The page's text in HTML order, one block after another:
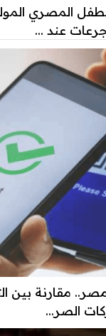
المصري
عند ...
مقارنة بين
الصر...